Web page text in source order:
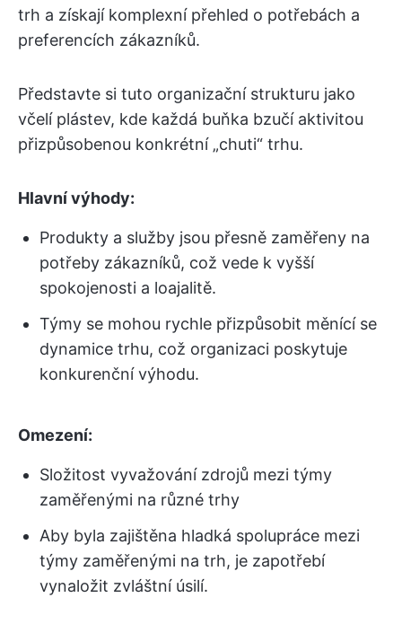
trh a získají komplexní přehled o potřebách a
preferencích zákazníků.
Představte si tuto organizační strukturu jako
včelí plástev, kde každá buňka bzučí aktivitou
přizpůsobenou konkrétní „chuti“ trhu.
Hlavní výhody:
Produkty a služby jsou přesně zaměřeny na
potřeby zákazníků, což vede k vyšší
spokojenosti a loajalitě.
Týmy se mohou rychle přizpůsobit měnící se
dynamice trhu, což organizaci poskytuje
konkurenční výhodu.
Omezení:
Složitost vyvažování zdrojů mezi týmy
zaměřenými na různé trhy
Aby byla zajištěna hladká spolupráce mezi
týmy zaměřenými na trh, je zapotřebí
vynaložit zvláštní úsilí.